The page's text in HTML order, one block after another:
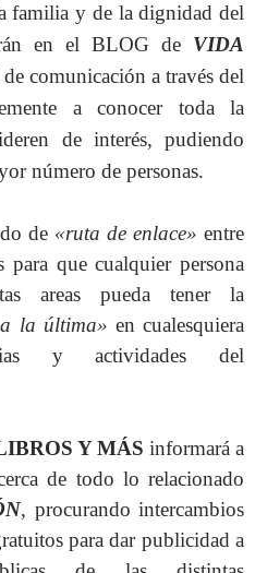
familia y de la dignidad del
en el BLOG de VIDA
comunicación a través del
a conocer toda la
de interés, pudiendo
número de personas.
de «ruta de enlace» entre
para que cualquier persona
areas pueda tener la
la última» en cualesquiera
y actividades del
Y MÁS informará a
de todo lo relacionado
, procurando intercambios
para dar publicidad a